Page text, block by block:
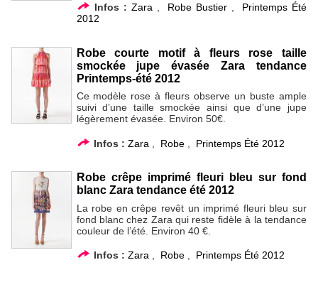
Infos : Zara, Robe Bustier, Printemps Été
2012
Robe courte motif à fleurs rose taille
smockée jupe évasée Zara tendance
Printemps-été 2012
Ce modèle rose à fleurs observe un buste ample
suivi d’une taille smockée ainsi que d’une jupe
légèrement évasée. Environ 50€.
Infos : Zara Robe, Printemps Été 2012
Robe crêpe imprimé fleuri bleu sur fond
blanc Zara tendance été 2012
La robe en crêpe revêt un imprimé fleuri bleu sur
fond blanc chez Zara qui reste fidèle à la tendance
couleur de l’été. Environ 40 €.
Infos : Zara, Robe, Printemps Été 2012